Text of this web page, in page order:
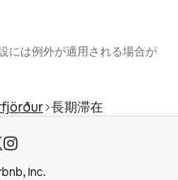
には例外が適用される場合が
長期滞在
Inc.